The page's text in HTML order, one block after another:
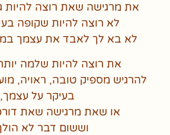
את מרגישה שאת רוצה להיות
לא רוצה להיות שקופה
לא בא לך לאבד את עצמך
את רוצה להיות שלמה
להרגיש מספיק טובה, ראויה,
בעיקר על עצמך,
או שאת מרגישה שאת
וששום דבר לא